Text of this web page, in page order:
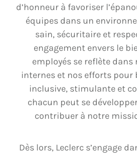
d’honneur à favoriser
équipes dans un
sain, sécuritaire et
engagement envers le
employés se reflète
internes et nos efforts
inclusive, stimulante et
chacun peut se
contribuer à notre
Dès lors, Leclerc s’engage